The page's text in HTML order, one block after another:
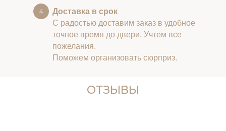
Доставка в срок
С радостью доставим заказ в удобное
точное время до двери. Учтем все
пожелания.
Поможем организовать сюрприз.
ОТЗЫВЫ